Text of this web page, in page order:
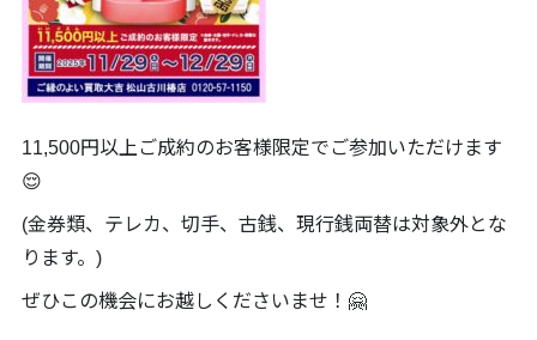
11,500円以上ご成約のお客様限定でご参加いただけます
😌
(金券類、テレカ、切手、古銭、現行銭両替は対象外とな
ります。)
ぜひこの機会にお越しくださいませ！🤗